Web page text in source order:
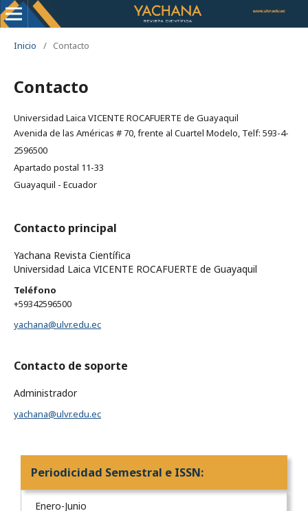
Inicio / Contacto
Contacto
Universidad Laica VICENTE ROCAFUERTE de Guayaquil
Avenida de las Américas # 70, frente al Cuartel Modelo, Telf: 593-4-
2596500
Apartado postal 11-33
Guayaquil - Ecuador
Contacto principal
Yachana Revista Científica
Universidad Laica VICENTE ROCAFUERTE de Guayaquil
Teléfono
+59342596500
yachana@ulvr.edu.ec
Contacto de soporte
Administrador
yachana@ulvr.edu.ec
Periodicidad Semestral e ISSN:
Enero-Junio